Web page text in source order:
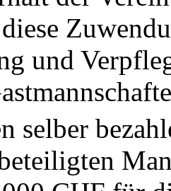
und
selber